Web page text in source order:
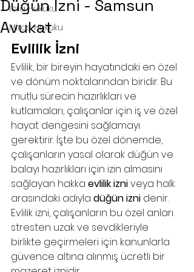
İcra Hukuku
Miras Hukuku
Düğün İzni - Samsun
Avukat
Evlilik İzni
Evlilik, bir bireyin hayatındaki en özel
ve dönüm noktalarından biridir. Bu
mutlu sürecin hazırlıkları ve
kutlamaları, çalışanlar için iş ve özel
hayat dengesini sağlamayı
gerektirir. İşte bu özel dönemde,
çalışanların yasal olarak düğün ve
balayı hazırlıkları için izin almasını
sağlayan hakka evlilik izni veya halk
arasındaki adıyla düğün izni denir.
Evlilik izni, çalışanların bu özel anları
stresten uzak ve sevdikleriyle
birlikte geçirmeleri için kanunlarla
güvence altına alınmış ücretli bir